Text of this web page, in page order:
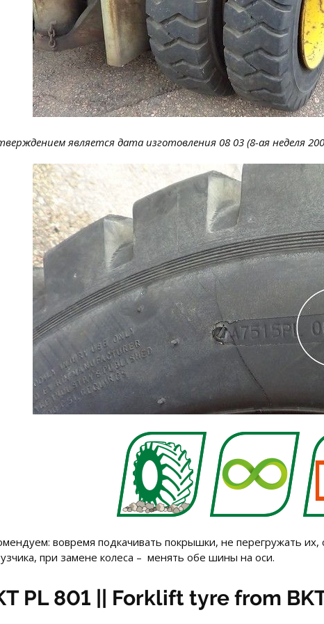
является дата изготовления 08 03 (8-ая неделя
вовремя подкачивать покрышки, не перегружать их,
при замене колеса – менять обе шины на оси.
PL 801 || Forklift tyre from